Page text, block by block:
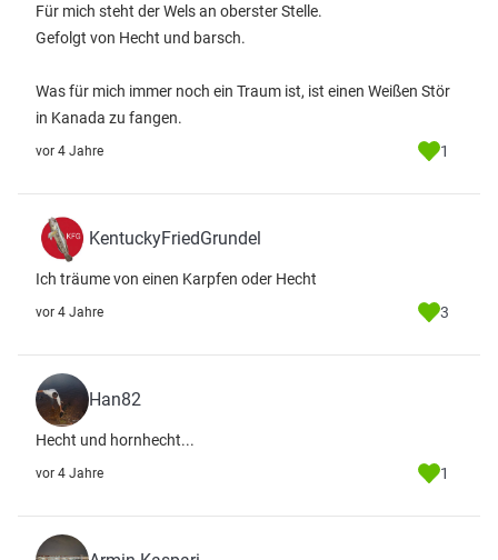
Für mich steht der Wels an oberster Stelle.
Gefolgt von Hecht und barsch.
Was für mich immer noch ein Traum ist, ist einen Weißen Stör
in Kanada zu fangen.
vor 4 Jahre 1
KentuckyFriedGrundel
Ich träume von einen Karpfen oder Hecht
vor 4 Jahre 3
Han82
Hecht und hornhecht...
vor 4 Jahre 1